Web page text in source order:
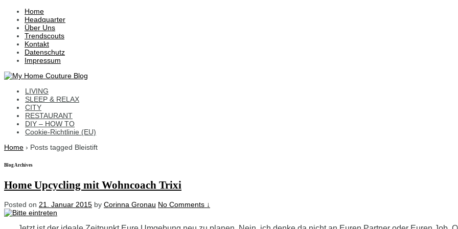
Skip
Main
Content
Home
Headquarter
Über Uns
Trendscouts
Kontakt
Datenschutz
Impressum
LIVING
SLEEP & RELAX
CITY
RESTAURANT
DIY – HOW TO
Cookie-Richtlinie (EU)
Home › Posts tagged Bleistift
Blog Archives
Home Upcycling mit Wohncoach Trixi
Posted on 21. Januar 2015 by Corinna Gronau No Comments ↓